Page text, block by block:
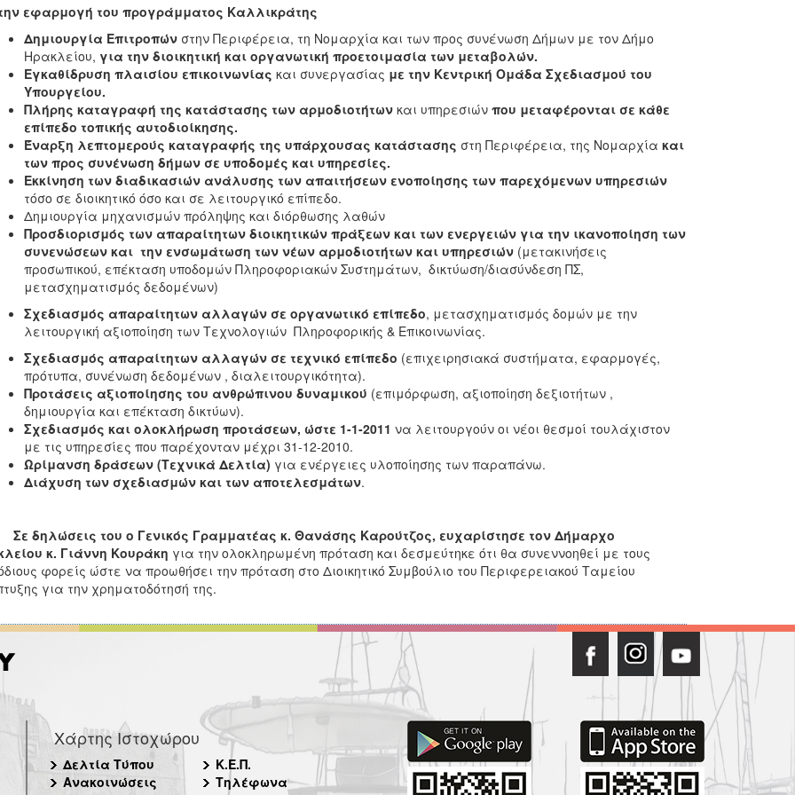
εφαρμογή του προγράμματος Καλλικράτης
Δημιουργία Επιτροπώνστην Περιφέρεια, τη Νομαρχία και των προς συνένωση Δήμων με τον Δήμο
Ηρακλείου, για την διοικητική και οργανωτική προετοιμασία των μεταβολών.
Εγκαθίδρυση πλαισίου επικοινωνίας και συνεργασίας με την Κεντρική Ομάδα Σχεδιασμού του
Υπουργείου.
Πλήρης καταγραφή της κατάστασης των αρμοδιοτήτωνκαι υπηρεσιών που μεταφέρονται σε κάθε
επίπεδο τοπικής αυτοδιοίκησης.
Έναρξη λεπτομερούς καταγραφής της υπάρχουσας κατάστασης στη Περιφέρεια, της Νομαρχία και
των προς συνένωση δήμων σε υποδομές και υπηρεσίες.
Εκκίνηση των διαδικασιών ανάλυσης των απαιτήσεων ενοποίησης των παρεχόμενων υπηρεσιών
τόσο σε διοικητικό όσο και σε λειτουργικό επίπεδο.
Δημιουργία μηχανισμών πρόληψης και διόρθωσης λαθών
Προσδιορισμός των απαραίτητων διοικητικών πράξεων και των ενεργειών για την ικανοποίηση των
συνενώσεων και την ενσωμάτωση των νέων αρμοδιοτήτων και υπηρεσιών (μετακινήσεις
προσωπικού, επέκταση υποδομών Πληροφοριακών Συστημάτων, δικτύωση/διασύνδεση ΠΣ,
μετασχηματισμός δεδομένων)
Σχεδιασμός απαραίτητων αλλαγών σε οργανωτικό επίπεδο, μετασχηματισμός δομών με την
λειτουργική αξιοποίηση των Τεχνολογιών Πληροφορικής & Επικοινωνίας.
Σχεδιασμός απαραίτητων αλλαγών σε τεχνικό επίπεδο (επιχειρησιακά συστήματα, εφαρμογές,
πρότυπα, συνένωση δεδομένων , διαλειτουργικότητα).
Προτάσεις αξιοποίησης του ανθρώπινου δυναμικού (επιμόρφωση, αξιοποίηση δεξιοτήτων ,
δημιουργία και επέκταση δικτύων).
Σχεδιασμός και ολοκλήρωση προτάσεων, ώστε 1-1-2011 να λειτουργούν οι νέοι θεσμοί τουλάχιστον
με τις υπηρεσίες που παρέχονταν μέχρι 31-12-2010.
Ωρίμανση δράσεων (Τεχνικά Δελτία) για ενέργειες υλοποίησης των παραπάνω.
Διάχυση των σχεδιασμών και των αποτελεσμάτων.
Σε δηλώσεις του ο Γενικός Γραμματέας κ. Θανάσης Καρούτζος, ευχαρίστησε τον Δήμαρχο
κ. Γιάννη Κουράκη για την ολοκληρωμένη πρόταση και δεσμεύτηκε ότι θα συνεννοηθεί με τους
φορείς ώστε να προωθήσει την πρόταση στο Διοικητικό Συμβούλιο του Περιφερειακού Ταμείου
για την χρηματοδότησή της.
Χάρτης Ιστοχώρου
Δελτία Τύπου
Ανακοινώσεις
Κ.Ε.Π.
Τηλέφωνα